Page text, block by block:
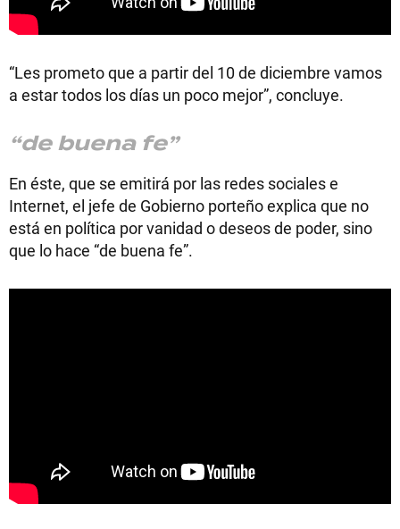
“Les prometo que a partir del 10 de diciembre vamos
a estar todos los días un poco mejor”, concluye.
“de buena fe”
En éste, que se emitirá por las redes sociales e
Internet, el jefe de Gobierno porteño explica que no
está en política por vanidad o deseos de poder, sino
que lo hace “de buena fe”.